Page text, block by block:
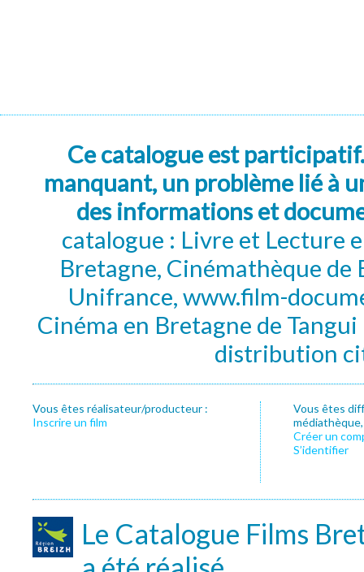
Ce catalogue est
manquant, un problème lié à
des informations et
catalogue : Livre et Lecture
Bretagne, Cinémathèque de
Unifrance, www.film-
Cinéma en Bretagne de
distribution
Vous êtes réalisateur/producteur :
Inscrire un film
Vous êtes
Créer un
S’identifier
Le Catalogue Films